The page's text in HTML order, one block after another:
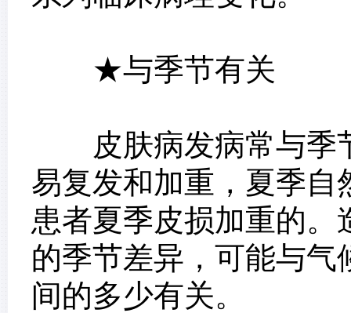
★与季节有关
皮肤病发病常与季
易复发和加重，夏季自
患者夏季皮损加重的
的季节差异，可能与
间的多少有关。